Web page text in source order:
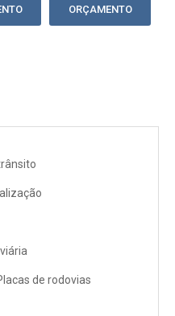
ORÇAMENTO
de rodovias